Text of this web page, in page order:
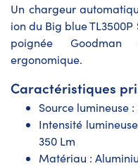
Un chargeur
ion du Big blue
poignée
ergonomique.
Caractéristiques
Source lumineuse :
Intensité
350 Lm
Matériau :